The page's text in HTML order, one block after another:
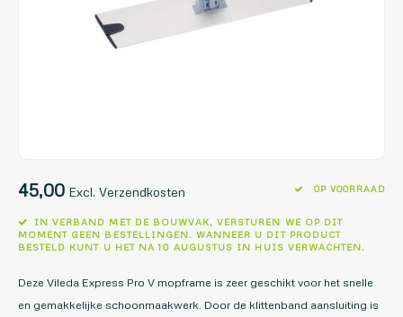
45,00 Excl. Verzendkosten OP VOORRAAD
IN VERBAND MET DE BOUWVAK, VERSTUREN WE OP DIT
MOMENT GEEN BESTELLINGEN. WANNEER U DIT PRODUCT
BESTELD KUNT U HET NA 10 AUGUSTUS IN HUIS VERWACHTEN.
Deze Vileda Express Pro V mopframe is zeer geschikt voor het snelle
en gemakkelijke schoonmaakwerk. Door de klittenband aansluiting is